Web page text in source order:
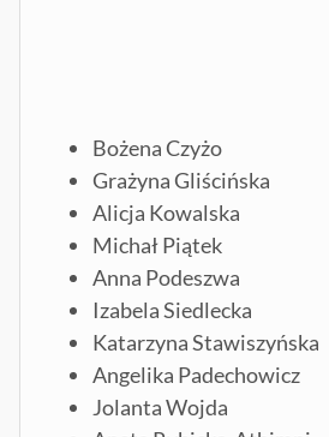
Bożena Czyżo
Grażyna Gliścińska
Alicja Kowalska
Michał Piątek
Anna Podeszwa
Izabela Siedlecka
Katarzyna Stawiszyńska
Angelika Padechowicz
Jolanta Wojda